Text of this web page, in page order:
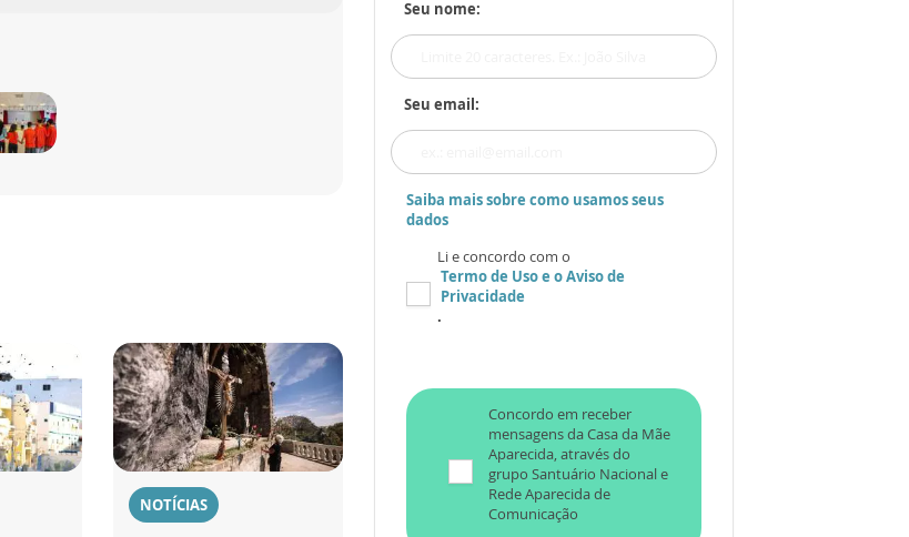
NOTÍCIAS
Seu nome:
Seu email:
Saiba mais sobre como usamos seus
dados
Li e concordo com o
Termo de Usoe oAviso de
Privacidade
.
Concordo em receber
mensagens da Casa da Mãe
Aparecida, através do
grupo Santuário Nacional e
Rede Aparecida de
Comunicação